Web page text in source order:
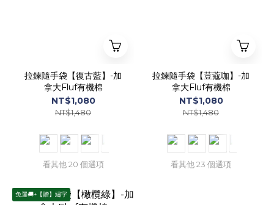
拉鍊隨手袋【復古藍】-加
拿大Fluf有機棉
NT$1,080
NT$1,480
看其他 20 個選項
拉鍊隨手袋【荳蔻咖】-加
拿大Fluf有機棉
NT$1,080
NT$1,480
看其他 23 個選項
免運🚚+【贈】繡字